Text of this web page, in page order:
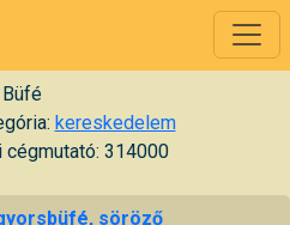
Büfé
kereskedelem
314000
söröző